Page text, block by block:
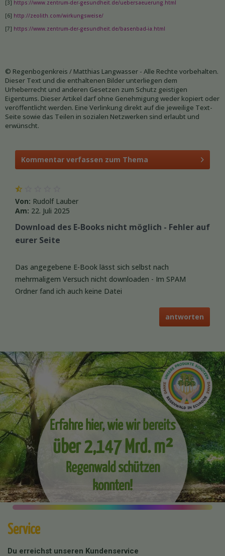
[3] https://www.zentrum-der-gesundheit.de/uebersaeuerung.html
[6] http://zeolith.com/wirkungsweise/
[7] https://www.zentrum-der-gesundheit.de/basenbad-ia.html
© Regenbogenkreis / Matthias Langwasser - Alle Rechte vorbehalten.
Dieser Text und die enthaltenen Bilder unterliegen dem
Urheberrecht und anderen Gesetzen zum Schutz geistigen
Eigentums. Dieser Artikel darf ohne Genehmigung weder kopiert oder
veröffentlicht werden. Eine Verlinkung direkt auf die jeweilige Text-
Seite sowie das Teilen in sozialen Netzwerken sind erlaubt und
erwünscht.
Kommentar verfassen zum Thema
Von: Rudolf Lauber
Am: 22. Juli 2025
Download des E-Books nicht möglich - Fehler auf
eurer Seite
Das angegebene E-Book lässt sich selbst nach
mehrmaligem Versuch nicht downloaden - Im SPAM
Ordner fand ich auch keine Datei
antworten
Erfahre hier, wie wir bereits
über 2,147 Mrd. m²
Regenwald schützen
konnten!
Service
Du erreichst unseren Kundenservice